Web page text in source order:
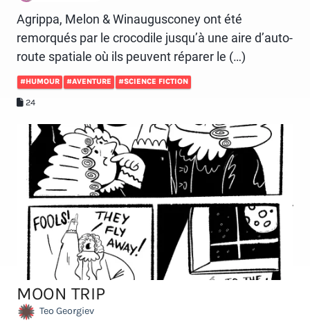
Agrippa, Melon & Winaugusconey ont été
remorqués par le crocodile jusqu’à une aire d’auto-
route spatiale où ils peuvent réparer le (…)
#HUMOUR #AVENTURE #SCIENCE FICTION
24
MOON TRIP
Teo Georgiev